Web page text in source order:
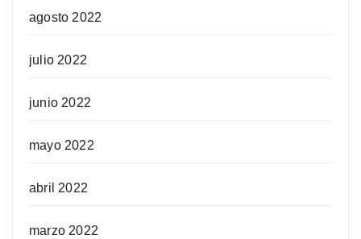
agosto 2022
julio 2022
junio 2022
mayo 2022
abril 2022
marzo 2022